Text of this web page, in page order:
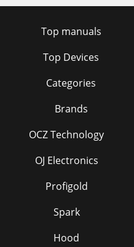
Top manuals
Top Devices
Categories
Brands
OCZ Technology
OJ Electronics
Profigold
Spark
Hood